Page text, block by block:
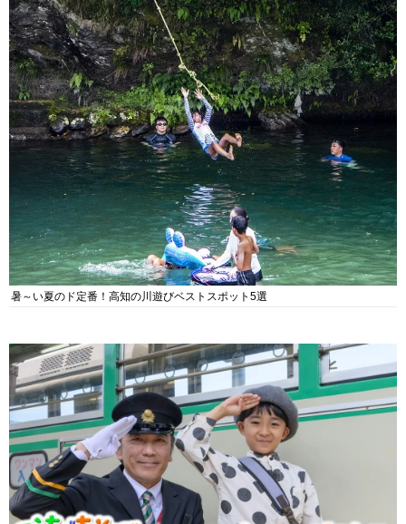
暑～い夏のド定番！高知の川遊びベストスポット5選